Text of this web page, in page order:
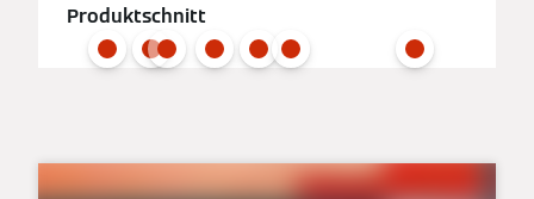
Produktschnitt